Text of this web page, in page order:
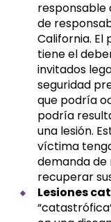
responsable
de
California.
tiene el
invitados
seguridad
que podría
podría
una lesión.
víctima
demanda de
recuperar
Lesiones